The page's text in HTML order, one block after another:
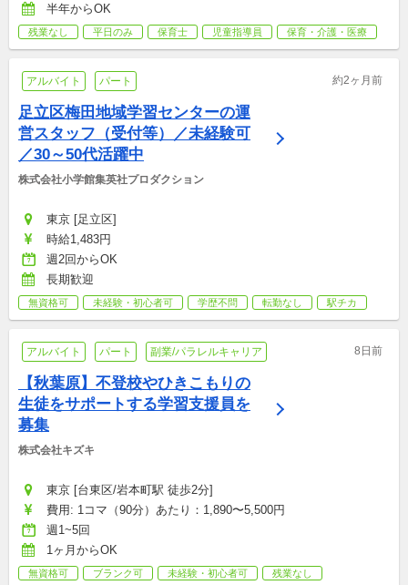
半年からOK
残業なし 平日のみ 保育士 児童指導員 保育・介護・医療
アルバイト パート 約2ヶ月前
足立区梅田地域学習センターの運
営スタッフ（受付等）／未経験可
／30～50代活躍中
株式会社小学館集英社プロダクション
東京 [足立区]
時給1,483円
週2回からOK
長期歓迎
無資格可 未経験・初心者可 学歴不問 転勤なし 駅チカ
アルバイト パート 副業/パラレルキャリア 8日前
【秋葉原】不登校やひきこもりの
生徒をサポートする学習支援員を
募集
株式会社キズキ
東京 [台東区/岩本町駅 徒歩2分]
費用: 1コマ（90分）あたり：1,890〜5,500円
週1~5回
1ヶ月からOK
無資格可 ブランク可 未経験・初心者可
残業なし